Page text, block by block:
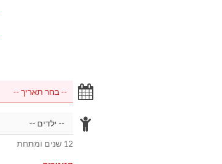
12 שנים ומתחת